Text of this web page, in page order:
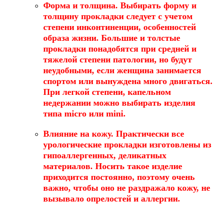
Форма и толщина. Выбирать форму и
толщину прокладки следует с учетом
степени инконтиненции, особенностей
образа жизни. Большие и толстые
прокладки понадобятся при средней и
тяжелой степени патологии, но будут
неудобными, если женщина занимается
спортом или вынуждена много двигаться.
При легкой степени, капельном
недержании можно выбирать изделия
типа micro или mini.
Влияние на кожу. Практически все
урологические прокладки изготовлены из
гипоаллергенных, деликатных
материалов. Носить такое изделие
приходится постоянно, поэтому очень
важно, чтобы оно не раздражало кожу, не
вызывало опрелостей и аллергии.